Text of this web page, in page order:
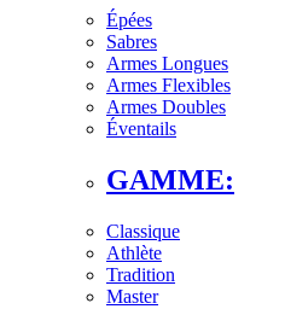
Épées
Sabres
Armes Longues
Armes Flexibles
Armes Doubles
Éventails
GAMME:
Classique
Athlète
Tradition
Master